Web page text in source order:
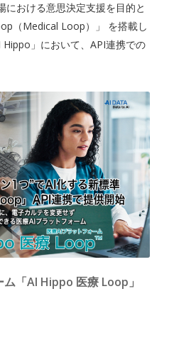
おける意思決定支援を目的と
（Medical Loop）」 を搭載し
」において、API連携での
「AI Hippo 医療 Loop」